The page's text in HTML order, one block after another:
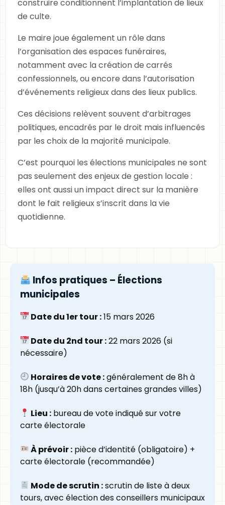
construire conditionnent l’implantation de lieux
de culte.
Le maire joue également un rôle dans
l’organisation des espaces funéraires,
notamment avec la création de carrés
confessionnels, ou encore dans l’autorisation
d’événements religieux dans des lieux publics.
Ces décisions relèvent souvent d’arbitrages
politiques, encadrés par le droit mais influencés
par les choix de la majorité municipale.
C’est pourquoi les élections municipales ne sont
pas seulement des enjeux de gestion locale :
elles ont aussi un impact direct sur la manière
dont le fait religieux s’inscrit dans la vie
quotidienne.
Infos pratiques – Élections
municipales
Date du 1er tour :15 mars 2026
Date du 2nd tour :22 mars 2026 (si
nécessaire)
Horaires de vote :généralement de 8h à
18h (jusqu’à 20h dans certaines grandes villes)
Lieu : bureau de vote indiqué sur votre
carte électorale
À prévoir : pièce d’identité (obligatoire) +
carte électorale (recommandée)
Mode de scrutin :scrutin de liste à deux
tours, avec élection des conseillers municipaux